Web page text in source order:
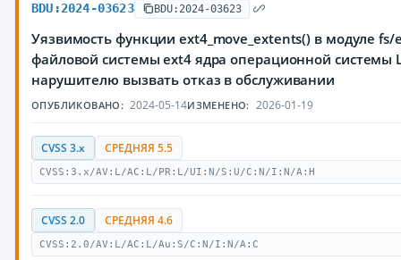
BDU:2024-03623 BDU:2024-03623
Уязвимость функции ext4_move_extents() в модуле
файловой системы ext4 ядра операционной системы
нарушителю вызвать отказ в обслуживании
ОПУБЛИКОВАНО: 2024-05-14ИЗМЕНЕНО: 2026-01-19
CVSS 3.x СРЕДНЯЯ 5.5
CVSS:3.x/AV:L/AC:L/PR:L/UI:N/S:U/C:N/I:N/A:H
CVSS 2.0 СРЕДНЯЯ 4.6
CVSS:2.0/AV:L/AC:L/Au:S/C:N/I:N/A:C